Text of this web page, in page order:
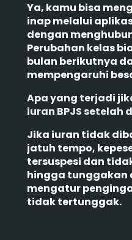
Ya, kamu bisa
inap melalui
dengan
Perubahan kelas
bulan berikutnya
mempengaruhi
Apa yang terjadi
iuran BPJS setelah
Jika iuran tidak
jatuh tempo,
tersuspesi dan
hingga tunggakan
mengatur
tidak tertunggak.